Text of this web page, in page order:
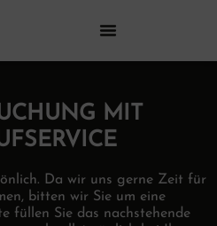
MIT
Da wir uns gerne Zeit für
bitten wir Sie um eine
füllen Sie das nachstehende